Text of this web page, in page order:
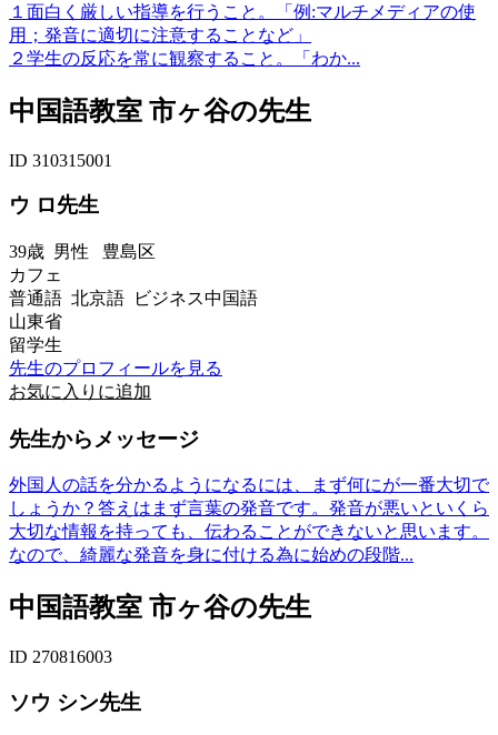
１面白く厳しい指導を行うこと。「例:マルチメディアの使
用；発音に適切に注意することなど」
２学生の反応を常に観察すること。「わか...
中国語教室 市ヶ谷の先生
ID 310315001
ウ ロ先生
39歳 男性 豊島区
カフェ
普通語 北京語 ビジネス中国語
山東省
留学生
先生のプロフィールを見る
お気に入りに追加
先生からメッセージ
外国人の話を分かるようになるには、まず何にが一番大切で
しょうか？答えはまず言葉の発音です。発音が悪いといくら
大切な情報を持っても、伝わることができないと思います。
なので、綺麗な発音を身に付ける為に始めの段階...
中国語教室 市ヶ谷の先生
ID 270816003
ソウ シン先生